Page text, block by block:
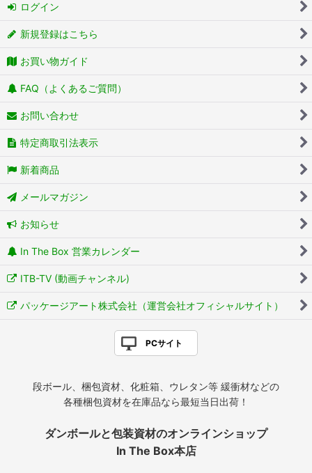
ログイン
新規登録はこちら
お買い物ガイド
FAQ（よくあるご質問）
お問い合わせ
特定商取引法表示
新着商品
メールマガジン
お知らせ
In The Box 営業カレンダー
ITB-TV (動画チャンネル)
パッケージアート株式会社（運営会社オフィシャルサイト）
PCサイト
段ボール、梱包資材、化粧箱、ウレタン等 緩衝材などの
各種梱包資材を在庫品なら最短当日出荷！
ダンボールと包装資材のオンラインショップ
In The Box本店